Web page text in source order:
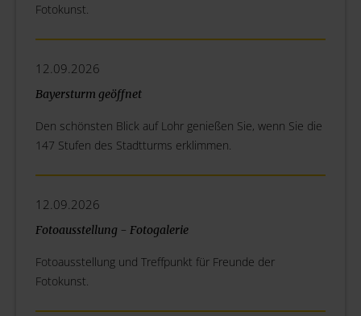
Fotokunst.
12.09.2026
Bayersturm geöffnet
Den schönsten Blick auf Lohr genießen Sie, wenn Sie die
147 Stufen des Stadtturms erklimmen.
12.09.2026
Fotoausstellung - Fotogalerie
Fotoausstellung und Treffpunkt für Freunde der
Fotokunst.